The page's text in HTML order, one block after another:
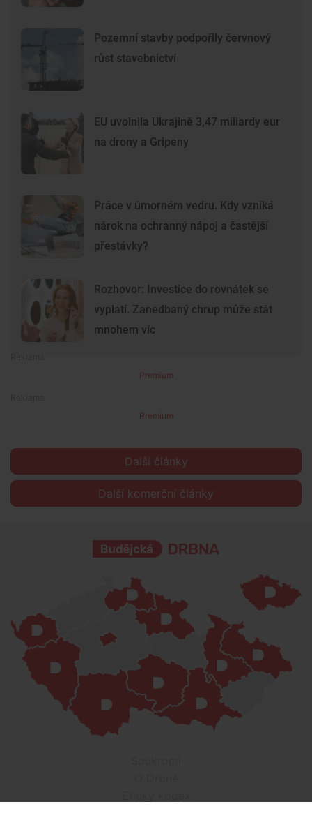
Pozemní stavby podpořily červnový
růst stavebnictví
EU uvolnila Ukrajině 3,47 miliardy eur
na drony a Gripeny
Práce v úmorném vedru. Kdy vzniká
nárok na ochranný nápoj a častější
přestávky?
Rozhovor: Investice do rovnátek se
vyplatí. Zanedbaný chrup může stát
mnohem víc
Premium
Premium
Další články
Další komerční články